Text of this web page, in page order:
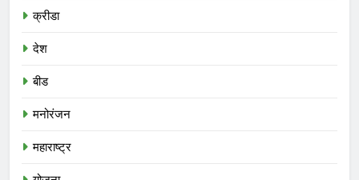
क्रीडा
देश
बीड
मनोरंजन
महाराष्ट्र